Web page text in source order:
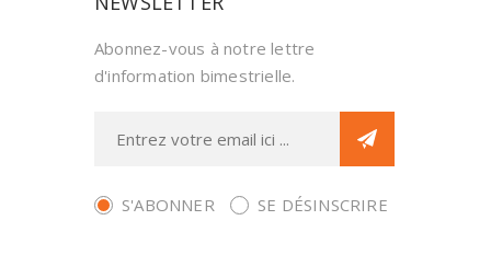
Abonnez-vous à notre lettre
d'information bimestrielle.
S'ABONNER SE DÉSINSCRIRE